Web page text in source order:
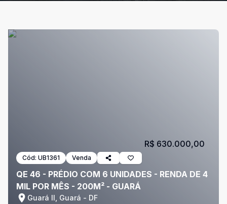
Cód: UB1361 Venda
QE 46 - PRÉDIO COM 6 UNIDADES - RENDA DE 4
MIL POR MÊS - 200M² - GUARÁ
Guará II, Guará - DF
R$ 630.000,00